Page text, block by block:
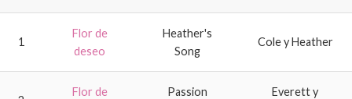
1
Flor de
deseo
Heather's
Song
Cole y Heather
Flor de
Passion
Everett y